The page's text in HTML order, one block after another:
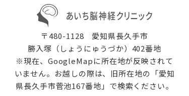
〒480-1128 愛知県長久手市
勝入塚（しょうにゅうづか）402番地
※現在、GoogleMapに所在地が反映されて
いません。お越しの際は、旧所在地の「愛知
県長久手市菅池167番地」で検索ください。